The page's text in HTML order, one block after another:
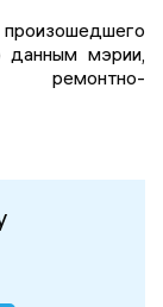
данным мэрии,
ремонтно-